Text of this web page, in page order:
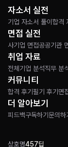
상호명457딥
자소서 실전
기업 자소서 풀이 합격
면접 실전
사기업 면접공공기관
취업 자료
전체 기업 분석직무 분
커뮤니티
합격 후기 필기 후기 면
더 알아보기
피드백구독하기 문의하